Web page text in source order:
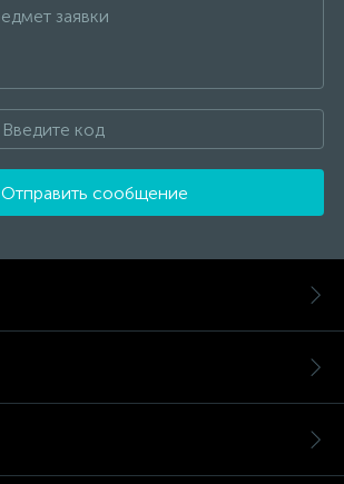
Отправить сообщение